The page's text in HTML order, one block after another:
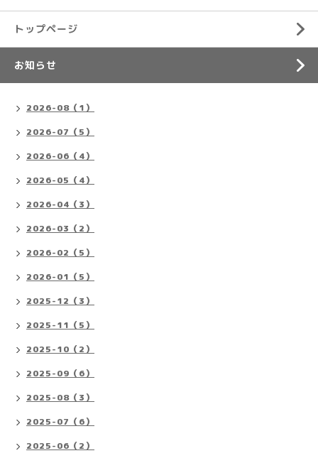
トップページ
お知らせ
2026-08（1）
2026-07（5）
2026-06（4）
2026-05（4）
2026-04（3）
2026-03（2）
2026-02（5）
2026-01（5）
2025-12（3）
2025-11（5）
2025-10（2）
2025-09（6）
2025-08（3）
2025-07（6）
2025-06（2）